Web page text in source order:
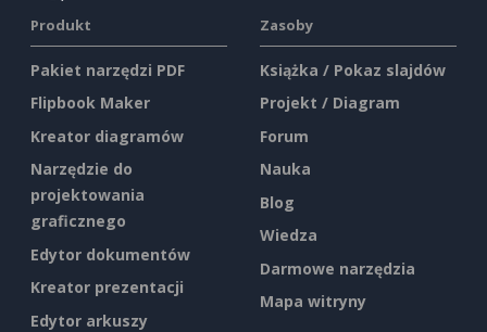
Produkt
Pakiet narzędzi PDF
Flipbook Maker
Kreator diagramów
Narzędzie do
projektowania
graficznego
Edytor dokumentów
Kreator prezentacji
Edytor arkuszy
Zasoby
Książka / Pokaz slajdów
Projekt / Diagram
Forum
Nauka
Blog
Wiedza
Darmowe narzędzia
Mapa witryny